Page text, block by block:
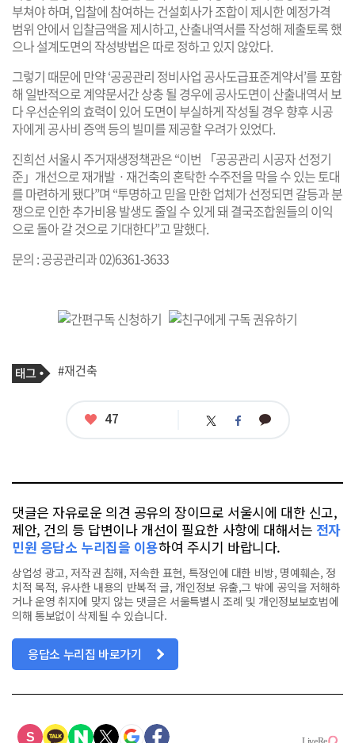
부쳐야 하며, 입찰에 참여하는 건설회사가 조합이 제시한 예정가격
범위 안에서 입찰금액을 제시하고, 산출내역서를 작성해 제출토록 했
으나 설계도면의 작성방법은 따로 정하고 있지 않았다.
그렇기 때문에 만약 ‘공공관리 정비사업 공사도급표준계약서’를 포함
해 일반적으로 계약문서간 상충 될 경우에 공사도면이 산출내역서 보
다 우선순위의 효력이 있어 도면이 부실하게 작성될 경우 향후 시공
자에게 공사비 증액 등의 빌미를 제공할 우려가 있었다.
진희선 서울시 주거재생정책관은 “이번 「공공관리 시공자 선정기
준」개선으로 재개발ㆍ재건축의 혼탁한 수주전을 막을 수 있는 토대
를 마련하게 됐다”며 “투명하고 믿을 만한 업체가 선정되면 갈등과 분
쟁으로 인한 추가비용 발생도 줄일 수 있게 돼 결국조합원들의 이익
으로 돌아 갈 것으로 기대한다”고 말했다.
문의 : 공공관리과 02)6361-3633
사
태
그
#재건축
좋
47 트 페 카
댓글은 자유로운 의견 공유의 장이므로 서울시에 대한 신고,
제안, 건의 등 답변이나 개선이 필요한 사항에 대해서는 전자
민원 응답소 누리집을 이용하여 주시기 바랍니다.
상업성 광고, 저작권 침해, 저속한 표현, 특정인에 대한 비방, 명예훼손, 정
치적 목적, 유사한 내용의 반복적 글, 개인정보 유출,그 밖에 공익을 저해하
거나 운영 취지에 맞지 않는 댓글은 서울특별시 조례 및 개인정보보호법에
의해 통보없이 삭제될 수 있습니다.
응답소 누리집 바로가기